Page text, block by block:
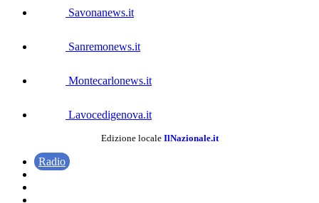
Savonanews.it
Sanremonews.it
Montecarlonews.it
Lavocedigenova.it
Edizione locale IlNazionale.it
Radio